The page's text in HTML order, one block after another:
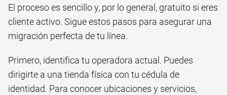
El proceso es sencillo y, por lo general, gratuito si eres
cliente activo. Sigue estos pasos para asegurar una
migración perfecta de tu línea.
Primero, identifica tu operadora actual. Puedes
dirigirte a una tienda física con tu cédula de
identidad. Para conocer ubicaciones y servicios,